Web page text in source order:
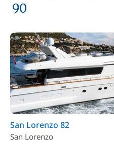
90
San Lorenzo 82
San Lorenzo